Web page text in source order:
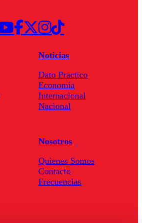
Noticias
Dato Practico
Economía
Internacional
Nacional
Nosotros
Quienes Somos
Contacto
Frecuencias